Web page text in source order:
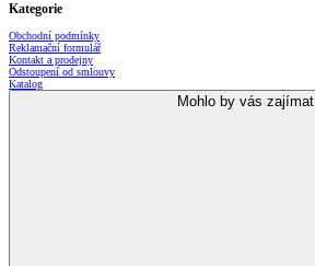
Kategorie
Obchodní podmínky
Reklamační formulář
Kontakt a prodejny
Odstoupení od smlouvy
Katalog
Mohlo by vás zajímat